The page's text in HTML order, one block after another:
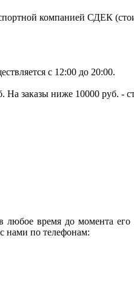
компанией СДЕК
с 12:00 до 20:00.
заказы ниже 10000 руб. -
любое время до момента
нами по телефонам: